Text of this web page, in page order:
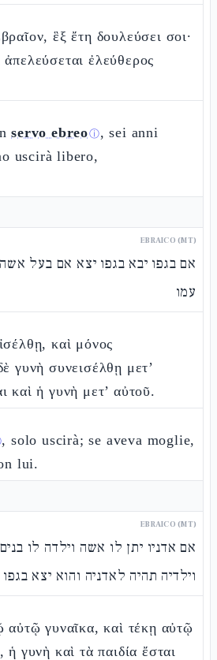
ἓξ ἔτη δουλεύσει σοι·
ἐλεύθερος
servo ebreoⓘ, sei anni
uscirà libero,
EBRAICO (MT)
אם בגפו יבא בגפו יצא אם בעל
עמו
καὶ μόνος
γυνὴ συνεισέλθῃ μετ’
καὶ ἡ γυνὴ μετ’ αὐτοῦ.
, solo uscirà; se aveva moglie,
lui.
EBRAICO (MT)
אם אדניו יתן לו אשה וילדה לו
וילדיה תהיה לאדניה והוא יצא בגפו
αὐτῷ γυναῖκα, καὶ τέκῃ αὐτῷ
ἡ γυνὴ καὶ τὰ παιδία ἔσται